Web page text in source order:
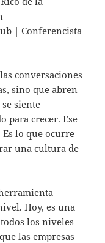
| Conferencista
conversaciones
sino que abren
siente
para crecer. Ese
lo que ocurre
una cultura de
Hoy, es una
los niveles
las empresas